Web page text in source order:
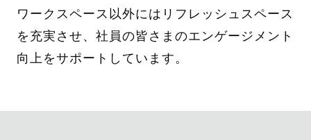
ワークスペース以外にはリフレッシュスペース
を充実させ、社員の皆さまのエンゲージメント
向上をサポートしています。